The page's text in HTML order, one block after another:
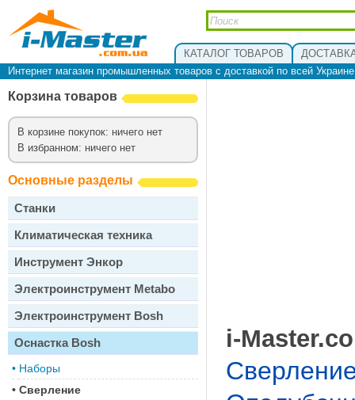
КАТАЛОГ ТОВАРОВ
Интернет магазин промышленных товаров с доставкой по всей
Корзина товаров
В корзине покупок: ничего нет
В избранном: ничего нет
Основные разделы
Станки
Климатическая техника
Инструмент Энкор
Электроинструмент Metabo
Электроинструмент Bosh
Оснастка Bosh
• Наборы
• Сверление
i-